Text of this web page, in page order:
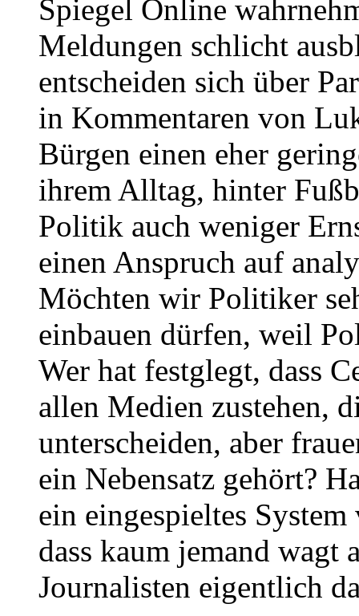
Spiegel Online
Meldungen schlicht
entscheiden sich über
in Kommentaren von
Bürgen einen eher
ihrem Alltag, hinter
Politik auch weniger
einen Anspruch auf
Möchten wir Politiker
einbauen dürfen, weil
Wer hat festglegt, dass
allen Medien zustehen,
unterscheiden, aber
ein Nebensatz gehört?
ein eingespieltes
dass kaum jemand wagt
Journalisten eigentlich